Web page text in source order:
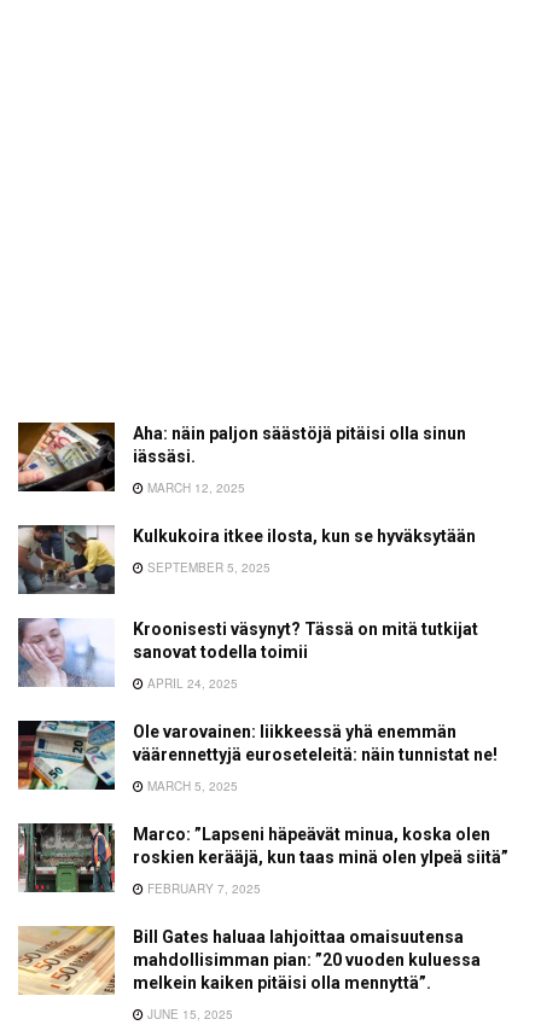
Aha: näin paljon säästöjä pitäisi olla sinun
iässäsi.
MARCH 12, 2025
Kulkukoira itkee ilosta, kun se hyväksytään
SEPTEMBER 5, 2025
Kroonisesti väsynyt? Tässä on mitä tutkijat
sanovat todella toimii
APRIL 24, 2025
Ole varovainen: liikkeessä yhä enemmän
väärennettyjä euroseteleitä: näin tunnistat ne!
MARCH 5, 2025
Marco: ”Lapseni häpeävät minua, koska olen
roskien kerääjä, kun taas minä olen ylpeä siitä”
FEBRUARY 7, 2025
Bill Gates haluaa lahjoittaa omaisuutensa
mahdollisimman pian: ”20 vuoden kuluessa
melkein kaiken pitäisi olla mennyttä”.
JUNE 15, 2025